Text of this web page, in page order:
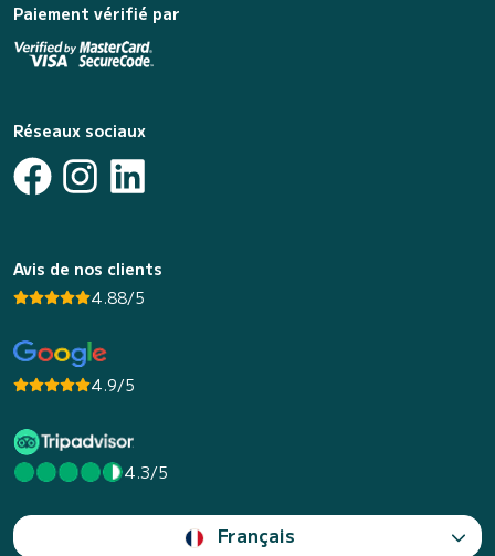
Paiement vérifié par
Réseaux sociaux
Avis de nos clients
4.88/5
4.9/5
4.3/5
Français